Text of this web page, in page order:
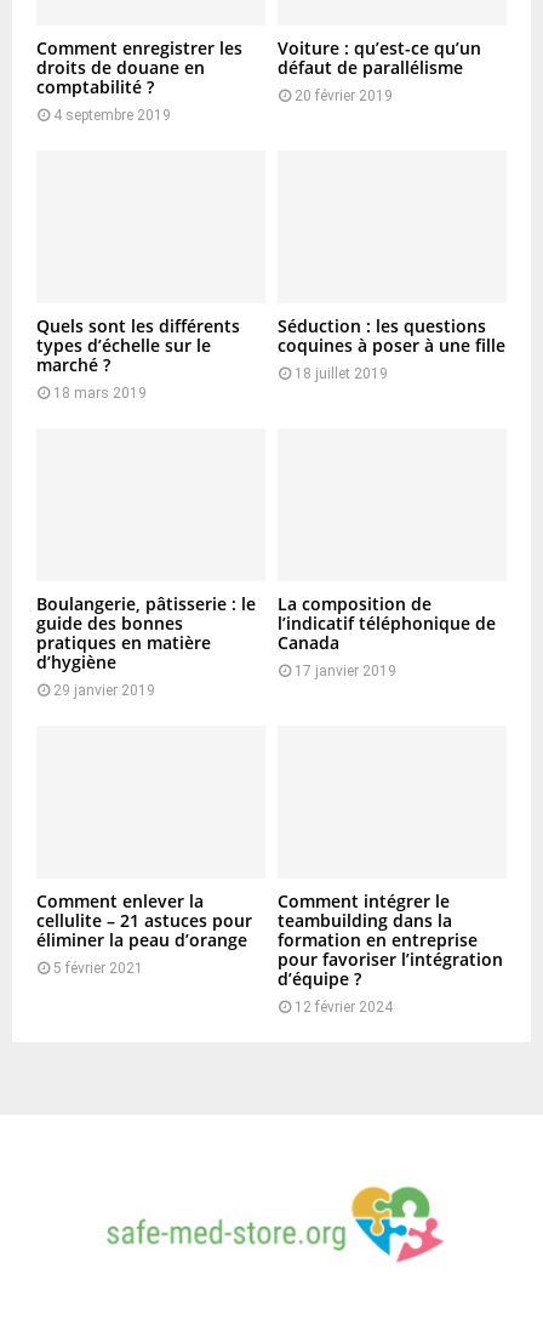
Comment enregistrer les
droits de douane en
comptabilité ?
4 septembre 2019
Voiture : qu’est-ce qu’un
défaut de parallélisme
20 février 2019
Quels sont les différents
types d’échelle sur le
marché ?
18 mars 2019
Séduction : les questions
coquines à poser à une fille
18 juillet 2019
Boulangerie, pâtisserie : le
guide des bonnes
pratiques en matière
d’hygiène
29 janvier 2019
La composition de
l’indicatif téléphonique de
Canada
17 janvier 2019
Comment enlever la
cellulite – 21 astuces pour
éliminer la peau d’orange
5 février 2021
Comment intégrer le
teambuilding dans la
formation en entreprise
pour favoriser l’intégration
d’équipe ?
12 février 2024